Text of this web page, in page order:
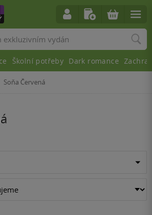
»
Soňa Červená
Školní potřeby Dark romance